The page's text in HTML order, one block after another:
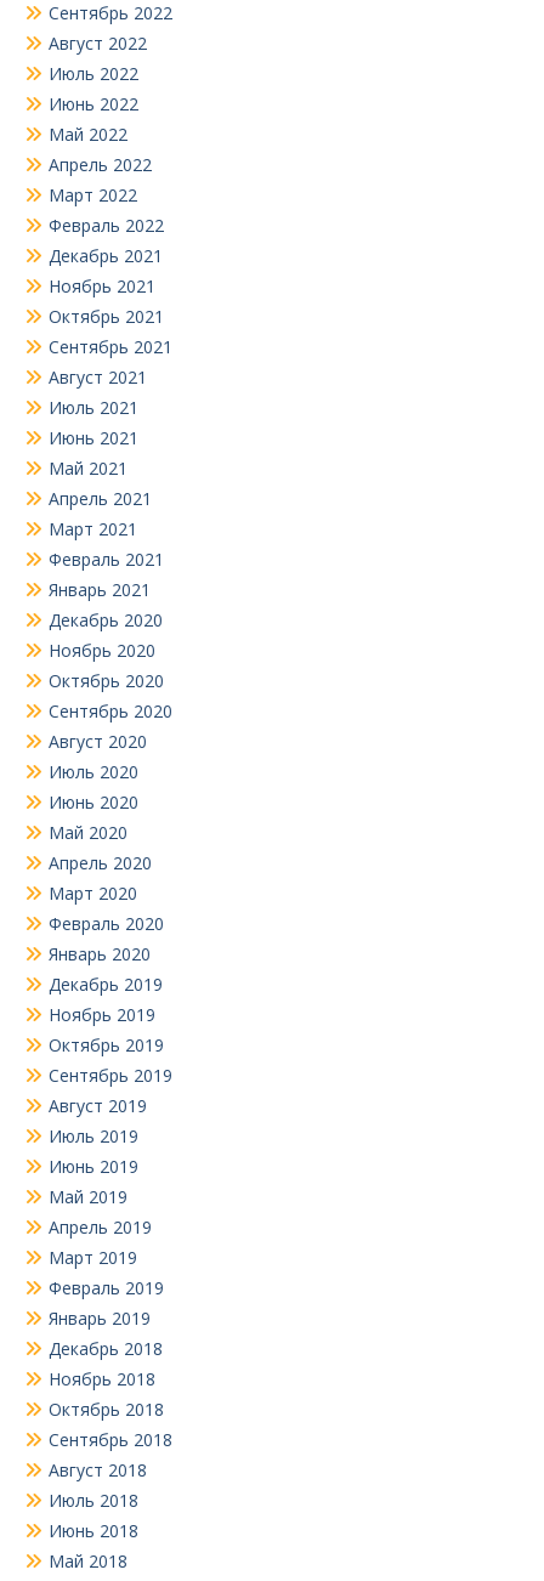
Сентябрь 2022
Август 2022
Июль 2022
Июнь 2022
Май 2022
Апрель 2022
Март 2022
Февраль 2022
Декабрь 2021
Ноябрь 2021
Октябрь 2021
Сентябрь 2021
Август 2021
Июль 2021
Июнь 2021
Май 2021
Апрель 2021
Март 2021
Февраль 2021
Январь 2021
Декабрь 2020
Ноябрь 2020
Октябрь 2020
Сентябрь 2020
Август 2020
Июль 2020
Июнь 2020
Май 2020
Апрель 2020
Март 2020
Февраль 2020
Январь 2020
Декабрь 2019
Ноябрь 2019
Октябрь 2019
Сентябрь 2019
Август 2019
Июль 2019
Июнь 2019
Май 2019
Апрель 2019
Март 2019
Февраль 2019
Январь 2019
Декабрь 2018
Ноябрь 2018
Октябрь 2018
Сентябрь 2018
Август 2018
Июль 2018
Июнь 2018
Май 2018